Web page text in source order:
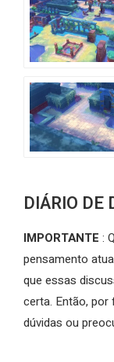
DIÁRIO DE
IMPORTANTE :
pensamento
que essas
certa. Então, por
dúvidas ou